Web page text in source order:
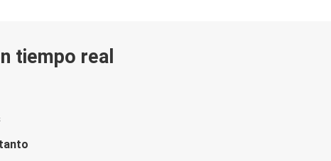
tiempo real